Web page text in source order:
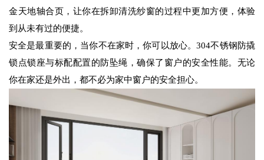
金天地轴合页，让你在拆卸清洗纱窗的过程中更加方便，体验
到从未有过的便捷。
安全是最重要的，当你不在家时，你可以放心。304不锈钢防撬
锁点锁座与标配配置的防坠绳，确保了窗户的安全性能。无论
你在家还是外出，都不必为家中窗户的安全担心。